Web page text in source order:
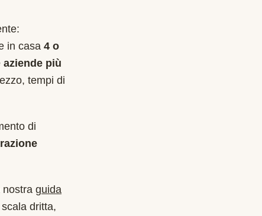
in casa 4 o
aziende più
tempi di
di
nostra guida
dritta,